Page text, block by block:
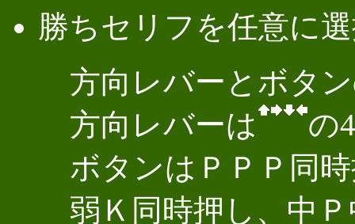
勝ちセリフを任意に
方向レバーとボタ
方向レバーは
の
ボタンはＰＰＰ同
弱Ｋ同時押し、中